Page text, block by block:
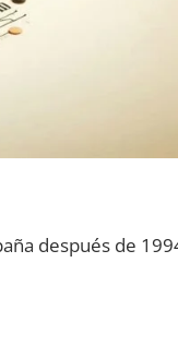
después dе